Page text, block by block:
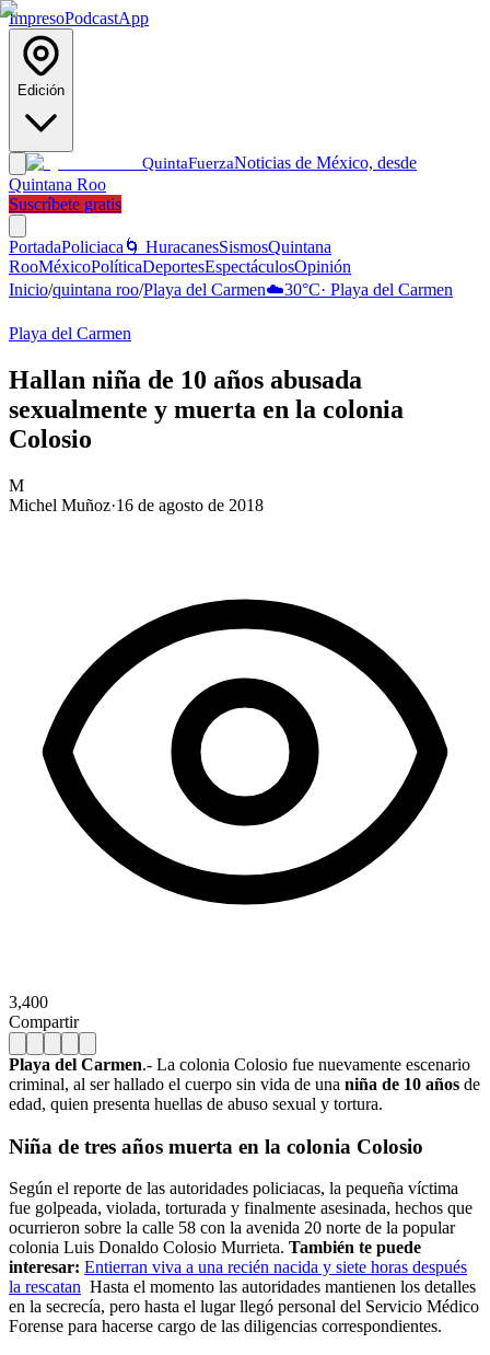
ImpresoPodcastApp
Edición
QuintaFuerzaNoticias de México, desde
Quintana Roo
Suscríbete gratis
PortadaPoliciaca 🌀 HuracanesSismosQuintana
RooMéxicoPolíticaDeportesEspectáculosOpinión
Inicio/quintana roo/Playa del Carmen☁️30°C· Playa del Carmen
Playa del Carmen
Hallan niña de 10 años abusada
sexualmente y muerta en la colonia
Colosio
M
Michel Muñoz·16 de agosto de 2018
3,400
Compartir
Playa del Carmen.- La colonia Colosio fue nuevamente escenario
criminal, al ser hallado el cuerpo sin vida de una niña de 10 años de
edad, quien presenta huellas de abuso sexual y tortura.
Niña de tres años muerta en la colonia Colosio
Según el reporte de las autoridades policiacas, la pequeña víctima
fue golpeada, violada, torturada y finalmente asesinada, hechos que
ocurrieron sobre la calle 58 con la avenida 20 norte de la popular
colonia Luis Donaldo Colosio Murrieta. También te puede
interesar: Entierran viva a una recién nacida y siete horas después
la rescatan Hasta el momento las autoridades mantienen los detalles
en la secrecía, pero hasta el lugar llegó personal del Servicio Médico
Forense para hacerse cargo de las diligencias correspondientes.